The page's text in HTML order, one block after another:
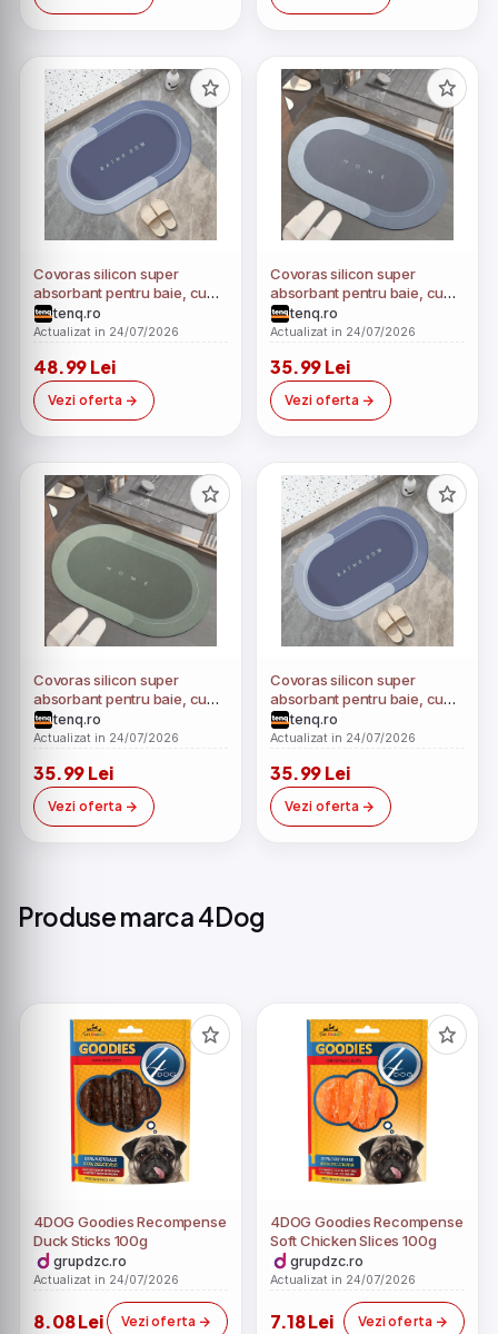
Covoras silicon super
absorbant pentru baie, cu
uscare rapida
tenq.ro
Actualizat in 24/07/2026
48.99 Lei
Vezi oferta
Covoras silicon super
absorbant pentru baie, cu
uscare rapida
tenq.ro
Actualizat in 24/07/2026
35.99 Lei
Vezi oferta
Covoras silicon super
absorbant pentru baie, cu
uscare rapida
tenq.ro
Actualizat in 24/07/2026
35.99 Lei
Vezi oferta
Covoras silicon super
absorbant pentru baie, cu
uscare rapida
tenq.ro
Actualizat in 24/07/2026
35.99 Lei
Vezi oferta
Produse marca 4Dog
4DOG Goodies Recompense
Duck Sticks 100g
grupdzc.ro
Actualizat in 24/07/2026
8.08 Lei Vezi oferta
4DOG Goodies Recompense
Soft Chicken Slices 100g
grupdzc.ro
Actualizat in 24/07/2026
7.18 Lei Vezi oferta